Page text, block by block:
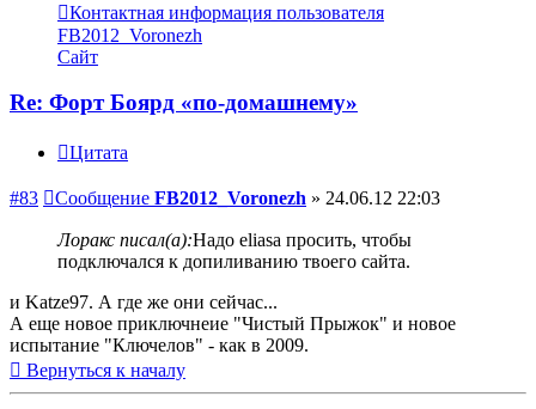
Контактная информация пользователя
FB2012_Voronezh
Сайт
Re: Форт Боярд «по-домашнему»
Цитата
#83 Сообщение FB2012_Voronezh » 24.06.12 22:03
Лоракс писал(а):Надо eliasа просить, чтобы
подключался к допиливанию твоего сайта.
и Katze97. А где же они сейчас...
А еще новое приключнеие "Чистый Прыжок" и новое
испытание "Ключелов" - как в 2009.
Вернуться к началу